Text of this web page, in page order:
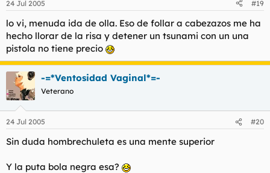
24 Jul 2005 #19
lo vi, menuda ida de olla. Eso de follar a cabezazos me ha
hecho llorar de la risa y detener un tsunami con un una
pistola no tiene precio
-=*Ventosidad Vaginal*=-
Veterano
24 Jul 2005 #20
Sin duda hombrechuleta es una mente superior
Y la puta bola negra esa?